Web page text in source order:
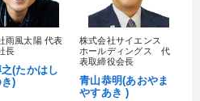
雨風太陽 代表
長
(たかはし
)
株式会社サイエンス
ホールディングス 代
表取締役会長
青山恭明(あおやま
やすあき )